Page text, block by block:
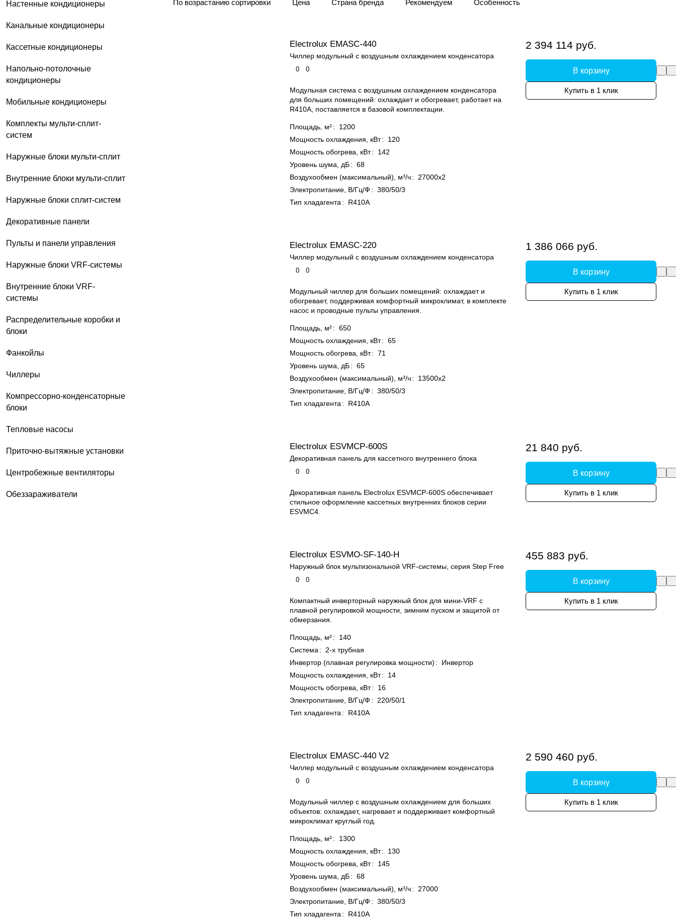
Наружные блоки систем охлаждения– неотъемлемая часть охлаждающих сплит-систем. Предназначены для охлаждения
устанавливаться как на стены, так и на потолок.
Настенные кондиционеры
Канальные кондиционеры
Кассетные кондиционеры
Напольно-потолочные
кондиционеры
Мобильные кондиционеры
Комплекты мульти-сплит-
систем
Наружные блоки мульти-сплит
Внутренние блоки мульти-сплит
Наружные блоки сплит-систем
Декоративные панели
Пульты и панели управления
Наружные блоки VRF-системы
Внутренние блоки VRF-
системы
Распределительные коробки и
блоки
Фанкойлы
Чиллеры
Компрессорно-конденсаторные
блоки
Тепловые насосы
Приточно-вытяжные установки
Центробежные вентиляторы
Обеззараживатели
По возрастанию сортировки Цена Страна бренда Рекомендуем Особенность
Electrolux EMASC-440
Чиллер модульный с воздушным охлаждением конденсатора
0 0
Модульная система с воздушным охлаждением конденсатора
для больших помещений: охлаждает и обогревает, работает на
R410A, поставляется в базовой комплектации.
Площадь, м²:
1200
Мощность охлаждения, кВт:
120
Мощность обогрева, кВт:
142
Уровень шума, дБ: 68
Воздухообмен (максимальный), м³/ч:
27000x2
Электропитание, В/Гц/Ф : 380/50/3
Тип хладагента : R410A
2 394 114 руб.
В корзину
Купить в 1 клик
Electrolux EMASC-220
Чиллер модульный с воздушным охлаждением конденсатора
0 0
Модульный чиллер для больших помещений: охлаждает и
обогревает, поддерживая комфортный микроклимат, в комплекте
насос и проводные пульты управления.
Площадь, м²: 650
Мощность охлаждения, кВт: 65
Мощность обогрева, кВт: 71
Уровень шума, дБ: 65
Воздухообмен (максимальный), м³/ч:
13500x2
Электропитание, В/Гц/Ф : 380/50/3
Тип хладагента : R410A
1 386 066 руб.
В корзину
Купить в 1 клик
Electrolux ESVMCP-600S
Декоративная панель для кассетного внутреннего блока
0 0
Декоративная панель Electrolux ESVMCP-600S обеспечивает
стильное оформление кассетных внутренних блоков серии
ESVMC4.
21 840 руб.
В корзину
Купить в 1 клик
Electrolux ESVMO-SF-140-H
Наружный блок мультизональной VRF-системы, серия Step Free
0 0
Компактный инверторный наружный блок для мини-VRF с
плавной регулировкой мощности, зимним пуском и защитой от
обмерзания.
Площадь, м²:
140
Система :
2-х трубная
Инвертор (плавная регулировка мощности) :
Инвертор
Мощность охлаждения, кВт:
14
Мощность обогрева, кВт:
16
Электропитание, В/Гц/Ф :
220/50/1
Тип хладагента : R410A
455 883 руб.
В корзину
Купить в 1 клик
Electrolux EMASC-440 V2
Чиллер модульный с воздушным охлаждением конденсатора
0 0
Модульный чиллер с воздушным охлаждением для больших
объектов: охлаждает, нагревает и поддерживает комфортный
микроклимат круглый год.
Площадь, м²:
1300
Мощность охлаждения, кВт:
130
Мощность обогрева, кВт:
145
Уровень шума, дБ: 68
Воздухообмен (максимальный), м³/ч:
27000
Электропитание, В/Гц/Ф : 380/50/3
Тип хладагента : R410A
2 590 460 руб.
В корзину
Купить в 1 клик